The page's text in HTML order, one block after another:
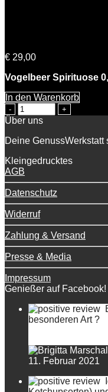
€ 29,00
Vogelbeer Spirituose
In den Warenkorb
Volkers
Vogelbeer
Über uns
Deine
Kleingedrucktes
AGB
Datenschutz
Widerruf
Zahlung & Versand
Presse & Media
Impressum
Genießer auf Facebook!
besonderen Art ?
11. Februar 2021